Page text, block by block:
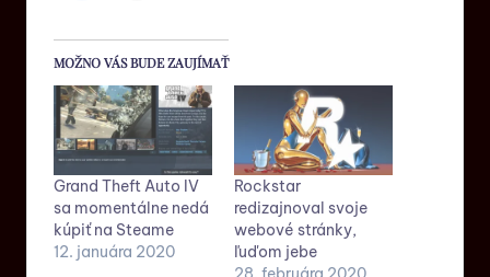
MOŽNO VÁS BUDE ZAUJÍMAŤ
Grand Theft Auto IV
sa momentálne nedá
kúpiť na Steame
12. januára 2020
Rockstar
redizajnoval svoje
webové stránky,
ľuďom jebe